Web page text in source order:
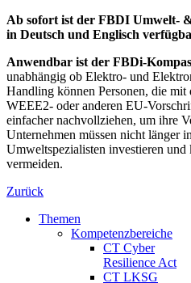
Ab sofort ist der FBDI Umwelt-
in Deutsch und Englisch
Anwendbar ist der FBDi-
unabhängig ob Elektro- und
Handling können Personen, die mit
WEEE2- oder anderen EU-
einfacher nachvollziehen, um ihre
Unternehmen müssen nicht länger
Umweltspezialisten investieren und
vermeiden.
Zurück
Themen
Kompetenzbereiche
CT Cyber
Resilience Act
CT LKSG